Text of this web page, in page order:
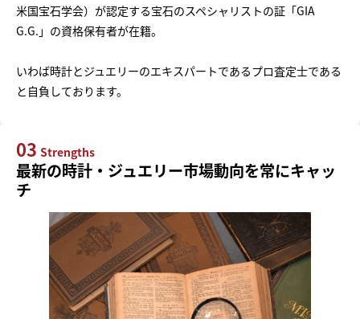
米国宝石学会）が認定する宝石のスペシャリストの証「GIA
G.G.」の資格保有者が在籍。
いわば時計とジュエリーのエキスパートであるプロ査定士である
と自負しております。
03 Strengths
最新の時計・ジュエリー市場動向を常にキャッ
チ
まずは
かんたん30秒でお試し査定